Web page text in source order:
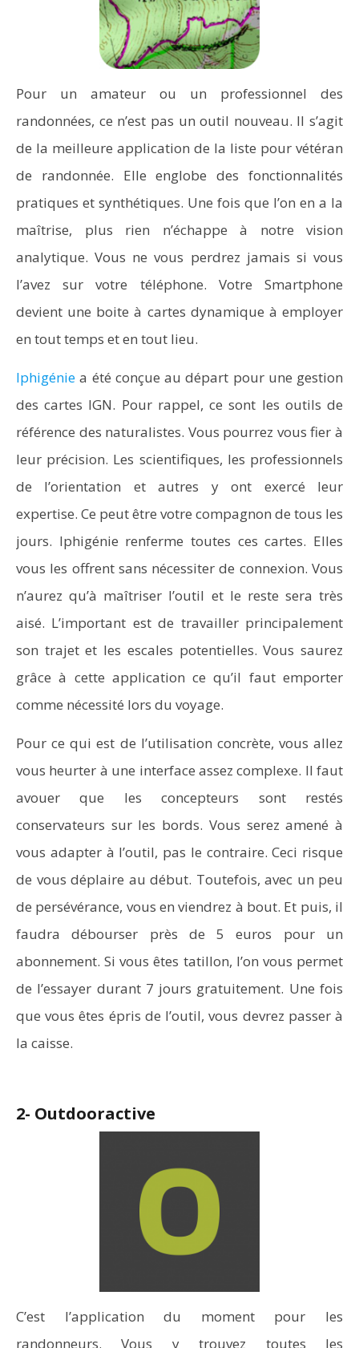
Pour un amateur ou un professionnel des
randonnées, ce n’est pas un outil nouveau. Il s’agit
de la meilleure application de la liste pour vétéran
de randonnée. Elle englobe des fonctionnalités
pratiques et synthétiques. Une fois que l’on en a la
maîtrise, plus rien n’échappe à notre vision
analytique. Vous ne vous perdrez jamais si vous
l’avez sur votre téléphone. Votre Smartphone
devient une boite à cartes dynamique à employer
en tout temps et en tout lieu.
Iphigénie a été conçue au départ pour une gestion
des cartes IGN. Pour rappel, ce sont les outils de
référence des naturalistes. Vous pourrez vous fier à
leur précision. Les scientifiques, les professionnels
de l’orientation et autres y ont exercé leur
expertise. Ce peut être votre compagnon de tous les
jours. Iphigénie renferme toutes ces cartes. Elles
vous les offrent sans nécessiter de connexion. Vous
n’aurez qu’à maîtriser l’outil et le reste sera très
aisé. L’important est de travailler principalement
son trajet et les escales potentielles. Vous saurez
grâce à cette application ce qu’il faut emporter
comme nécessité lors du voyage.
Pour ce qui est de l’utilisation concrète, vous allez
vous heurter à une interface assez complexe. Il faut
avouer que les concepteurs sont restés
conservateurs sur les bords. Vous serez amené à
vous adapter à l’outil, pas le contraire. Ceci risque
de vous déplaire au début. Toutefois, avec un peu
de persévérance, vous en viendrez à bout. Et puis, il
faudra débourser près de 5 euros pour un
abonnement. Si vous êtes tatillon, l’on vous permet
de l’essayer durant 7 jours gratuitement. Une fois
que vous êtes épris de l’outil, vous devrez passer à
la caisse.
2- Outdooractive
C’est l’application du moment pour les
randonneurs. Vous y trouvez toutes les